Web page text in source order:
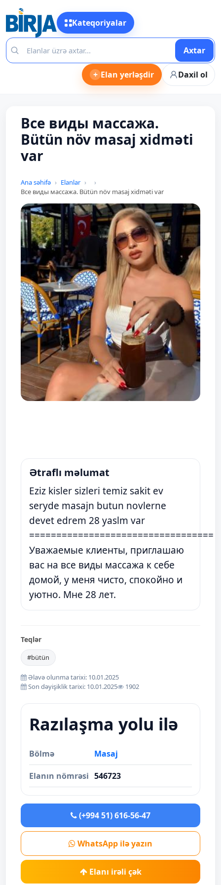
Kateqoriyalar
Axtar
+ Elan yerləşdir Daxil ol
Все виды массажа.
Bütün növ masaj xidməti
var
Ana səhifə
Elanlar
Все виды массажа. Bütün növ masaj xidməti var
Ətraflı məlumat
Eziz kisler sizleri temiz sakit ev
seryde masajn butun novlerne
devet edrem 28 yaslm var
==================================
Уважаемые клиенты, приглашаю
вас на все виды массажа к себе
домой, у меня чисто, спокойно и
уютно. Мне 28 лет.
Teqlər
#bütün
Əlavə olunma tarixi: 10.01.2025
Son dəyişiklik tarixi: 10.01.2025
1902
Razılaşma yolu ilə
Bölmə Masaj
Elanın nömrəsi 546723
(+994 51) 616-56-47
WhatsApp ilə yazın
Elanı irəli çək